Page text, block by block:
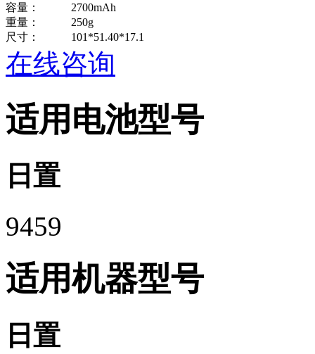
容量：
2700mAh
重量：
250g
尺寸：
101*51.40*17.1
在线咨询
适用电池型号
日置
9459
适用机器型号
日置